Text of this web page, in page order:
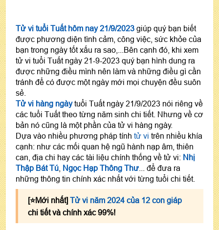
Tử vi tuổi Tuất hôm nay 21/9/2023 giúp quý bạn biết
được phương diện tình cảm, công việc, sức khỏe của
bạn trong ngày tốt xấu ra sao,...Bên cạnh đó, khi xem
tử vi tuổi Tuất ngày 21-9-2023 quý bạn hình dung ra
được những điều mình nên làm và những điều gì cần
tránh để có được một ngày mới mọi chuyện đều suôn
sẻ.
Tử vi hàng ngàytuổi Tuất ngày 21/9/2023 nói riêng về
các tuổi Tuất theo từng năm sinh chi tiết. Nhưng về cơ
bản nó cũng là một phần của tử vi hàng ngày.
Dựa vào nhiều phương pháp tính tử vi trên nhiều khía
cạnh: như các mối quan hệ ngũ hành nạp âm, thiên
can, địa chi hay các tài liệu chính thống về tử vi: Nhị
Thập Bát Tú Ngọc Hạp Thông Thư ... để đưa ra
những thông tin chính xác nhất với từng tuổi chi tiết.
[⭐️Mới nhất] Tử vi năm 2024 của 12 con giáp
chi tiết và chính xác 99%!